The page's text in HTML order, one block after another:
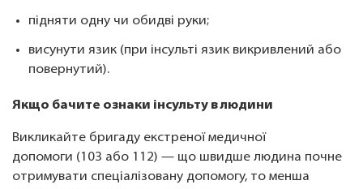
підняти одну чи обидві руки;
висунути язик (при інсульті язик викривлений або
повернутий).
Якщо бачите ознаки інсульту в людини
Викликайте бригаду екстреної медичної
допомоги (103 або 112) — що швидше людина почне
отримувати спеціалізовану допомогу, то менша